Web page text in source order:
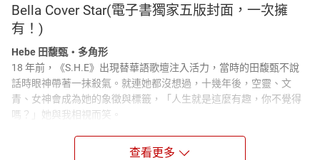
Bella Cover Star(電子書獨家五版封面，一次擁
有！)
Hebe 田馥甄・多角形
18 年前，《S.H.E》出現替華語歌壇注入活力，當時的田馥甄不說
話時眼神帶著一抹殺氣。就連她都沒想過，十幾年後，空靈、文
青、女神會成為她的象徵與標籤，「人生就是這麼有趣，你不覺得
嗎？」她與我相視而笑。
查看更多